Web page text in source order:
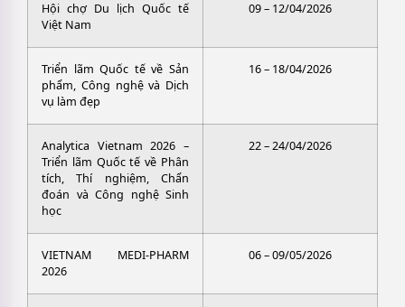
Hội chợ Du lịch Quốc tế
Việt Nam
09 – 12/04/2026
Triển lãm Quốc tế về Sản
phẩm, Công nghệ và Dịch
vụ làm đẹp
16 – 18/04/2026
Analytica Vietnam 2026 –
Triển lãm Quốc tế về Phân
tích, Thí nghiệm, Chẩn
đoán và Công nghệ Sinh
học
22 – 24/04/2026
VIETNAM MEDI-PHARM
2026
06 – 09/05/2026